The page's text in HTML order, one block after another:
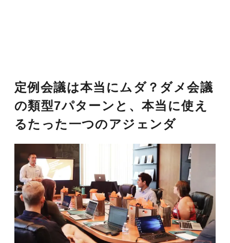
定例会議は本当にムダ？ダメ会議
の類型7パターンと、本当に使え
るたった一つのアジェンダ